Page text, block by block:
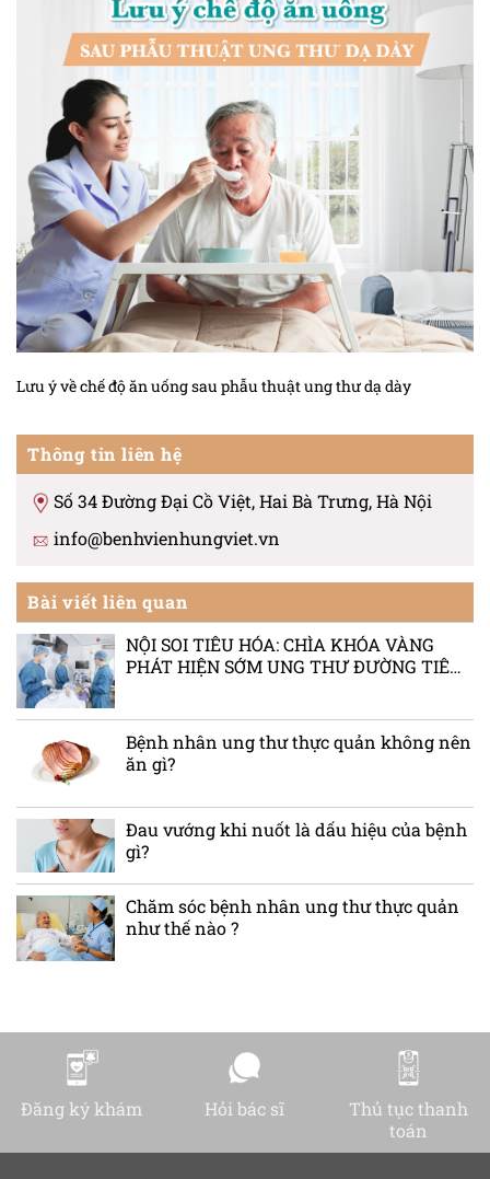
Lưu ý về chế độ ăn uống sau phẫu thuật ung thư dạ dày
Thông tin liên hệ
Số 34 Đường Đại Cồ Việt, Hai Bà Trưng, Hà Nội
info@benhvienhungviet.vn
Bài viết liên quan
NỘI SOI TIÊU HÓA: CHÌA KHÓA VÀNG
PHÁT HIỆN SỚM UNG THƯ ĐƯỜNG TIÊU
Bệnh nhân ung thư thực quản không nên
ăn gì?
Đau vướng khi nuốt là dấu hiệu của bệnh
gì?
Chăm sóc bệnh nhân ung thư thực quản
như thế nào ?
Đăng ký khám Hỏi bác sĩ
Thủ tục thanh
toán